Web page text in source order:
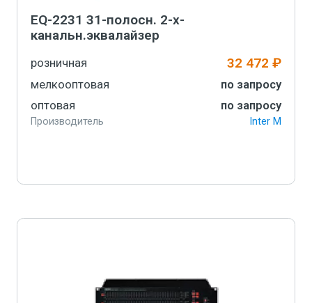
EQ-2231 31-полосн. 2-х-
канальн.эквалайзер
розничная 32 472 ₽
мелкооптовая
по запросу
оптовая
по запросу
Производитель Inter M